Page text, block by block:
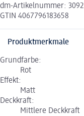
dm-Artikelnummer:
GTIN 4067796183658
Produktmerkmale
Grundfarbe:
Rot
Effekt:
Matt
Deckkraft:
Mittlere Deckkraft